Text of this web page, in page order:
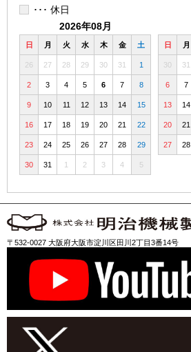
･･･ 休日
2026年08月
日 月 火 水 木 金 土
26 27 28 29 30 31 1
2 3 4 5 6 7 8
9 10 11 12 13 14 15
16 17 18 19 20 21 22
23 24 25 26 27 28 29
30 31 1 2 3 4 5
日 月
30 31
6 7
13 14
20 21
27 28
〒532-0027 大阪府大阪市淀川区田川2丁目3番14号